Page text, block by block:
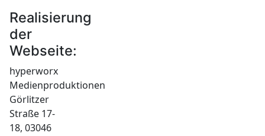
Realisierung
der
Webseite:
hyperworx
Medienproduktionen
Görlitzer
Straße 17-
18, 03046